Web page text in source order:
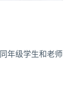
年级学生和老师